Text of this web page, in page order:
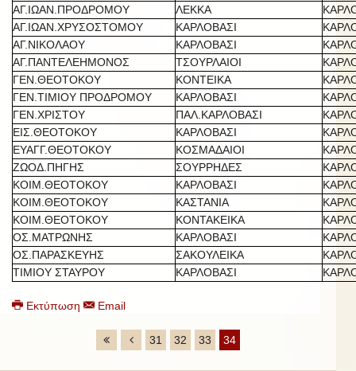
ΑΓ.ΙΩΑΝ.ΠΡΟΔΡΟΜΟΥ
ΛΕΚΚΑ
ΑΓ.ΙΩΑΝ.ΧΡΥΣΟΣΤΟΜΟΥ
ΚΑΡΛΟΒΑΣΙ
ΑΓ.ΝΙΚΟΛΑΟΥ
ΚΑΡΛΟΒΑΣΙ
ΑΓ.ΠΑΝΤΕΛΕΗΜΟΝΟΣ
ΤΣΟΥΡΛΑΙΟΙ
ΓΕΝ.ΘΕΟΤΟΚΟΥ
ΚΟΝΤΕΙΚΑ
ΓΕΝ.ΤΙΜΙΟΥ ΠΡΟΔΡΟΜΟΥ
ΚΑΡΛΟΒΑΣΙ
ΓΕΝ.ΧΡΙΣΤΟΥ
ΠΑΛ.ΚΑΡΛΟΒΑΣΙ
ΕΙΣ.ΘΕΟΤΟΚΟΥ
ΚΑΡΛΟΒΑΣΙ
ΕΥΑΓΓ.ΘΕΟΤΟΚΟΥ
ΚΟΣΜΑΔΑΙΟΙ
ΖΩΟΔ.ΠΗΓΗΣ
ΣΟΥΡΡΗΔΕΣ
ΚΟΙΜ.ΘΕΟΤΟΚΟΥ
ΚΑΡΛΟΒΑΣΙ
ΚΟΙΜ.ΘΕΟΤΟΚΟΥ
ΚΑΣΤΑΝΙΑ
ΚΟΙΜ.ΘΕΟΤΟΚΟΥ
ΚΟΝΤΑΚΕΙΚΑ
ΟΣ.ΜΑΤΡΩΝΗΣ
ΚΑΡΛΟΒΑΣΙ
ΟΣ.ΠΑΡΑΣΚΕΥΗΣ
ΣΑΚΟΥΛΕΙΚΑ
ΤΙΜΙΟΥ ΣΤΑΥΡΟΥ
ΚΑΡΛΟΒΑΣΙ
Εκτύπωση Email
31 32 33 34